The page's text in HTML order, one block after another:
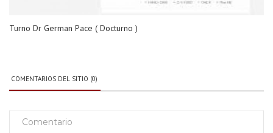
Turno Dr German Pace ( Docturno )
COMENTARIOS DEL SITIO (0)